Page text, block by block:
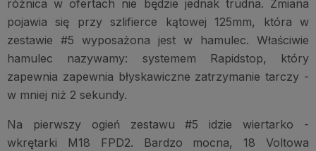
różnica w ofertach nie będzie jednak trudna. Zmiana
pojawia się przy szlifierce kątowej 125mm, która w
zestawie #5 wyposażona jest w hamulec. Właściwie
hamulec nazywamy: systemem Rapidstop, który
zapewnia zapewnia błyskawiczne zatrzymanie tarczy -
w mniej niż 2 sekundy.
Na pierwszy ogień zestawu #5 idzie wiertarko -
wkrętarki M18 FPD2. Bardzo mocna, 18 Voltowa